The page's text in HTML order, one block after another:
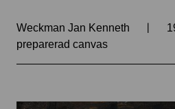
Weckman Jan Kenneth |
preparerad canvas